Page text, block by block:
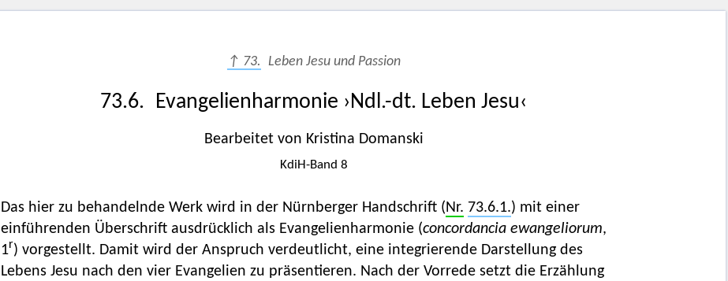
↑ 73. Leben Jesu und Passion
73.6. Evangelienharmonie ›Ndl.-dt. Leben Jesu‹
Bearbeitet von Kristina Domanski
KdiH-Band 8
Das hier zu behandelnde Werk wird in der Nürnberger Handschrift (Nr. 73.6.1.) mit einer
einführenden Überschrift ausdrücklich als Evangelienharmonie (concordancia ewangeliorum,
1r) vorgestellt. Damit wird der Anspruch verdeutlicht, eine integrierende Darstellung des
Lebens Jesu nach den vier Evangelien zu präsentieren. Nach der Vorrede setzt die Erzählung